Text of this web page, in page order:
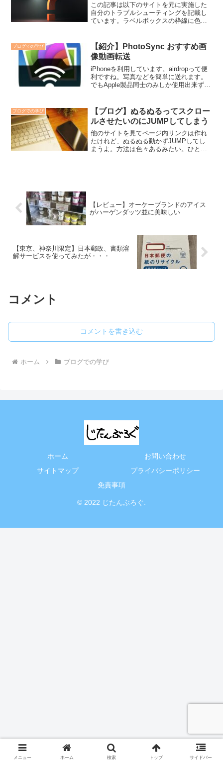
この記事は以下のサイトを元に実施した
自分のトラブルシューティングを記載し
ています。ラベルボックスの枠線に色を
ち当たりました。 上のようにラベルボ
ックスの枠線の色を...
ブログでの学び
【紹介】PhotoSync おすすめ画
像動画転送
iPhoneを利用しています。airdropって便
利ですね。写真などを簡単に送れます。
でもApple製品同士のみしか使用出来ず、
結局PCで編集するので、何かと不...
ブログでの学び
【ブログ】ぬるぬるってスクロー
ルさせたいのにJUMPしてしまう
他のサイトを見てページ内リンクは作れ
たけれど、ぬるぬる動かずJUMPしてし
まうよ。方法は色々あるみたい。ひとま
【レビュー】オーケーブランドのアイス
がハーゲンダッツ並に美味しい
【東京、神奈川限定】日本郵政、書類溶
解サービスを使ってみたが・・・
コメント
コメントを書き込む
ホーム ブログでの学び
ホーム
お問い合わせ
サイトマップ
プライバシーポリシー
免責事項
© 2022 じたんぶろぐ.
メニュー ホーム 検索 トップ サイドバー